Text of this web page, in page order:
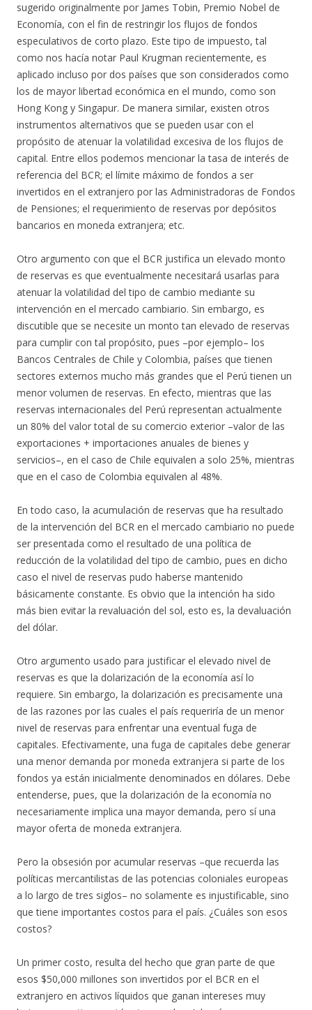
sugerido originalmente por James Tobin, Premio Nobel de
Economía, con el fin de restringir los flujos de fondos
especulativos de corto plazo. Este tipo de impuesto, tal
como nos hacía notar Paul Krugman recientemente, es
aplicado incluso por dos países que son considerados como
los de mayor libertad económica en el mundo, como son
Hong Kong y Singapur. De manera similar, existen otros
instrumentos alternativos que se pueden usar con el
propósito de atenuar la volatilidad excesiva de los flujos de
capital. Entre ellos podemos mencionar la tasa de interés de
referencia del BCR; el límite máximo de fondos a ser
invertidos en el extranjero por las Administradoras de Fondos
de Pensiones; el requerimiento de reservas por depósitos
bancarios en moneda extranjera; etc.
Otro argumento con que el BCR justifica un elevado monto
de reservas es que eventualmente necesitará usarlas para
atenuar la volatilidad del tipo de cambio mediante su
intervención en el mercado cambiario. Sin embargo, es
discutible que se necesite un monto tan elevado de reservas
para cumplir con tal propósito, pues –por ejemplo– los
Bancos Centrales de Chile y Colombia, países que tienen
sectores externos mucho más grandes que el Perú tienen un
menor volumen de reservas. En efecto, mientras que las
reservas internacionales del Perú representan actualmente
un 80% del valor total de su comercio exterior –valor de las
exportaciones + importaciones anuales de bienes y
servicios–, en el caso de Chile equivalen a solo 25%, mientras
que en el caso de Colombia equivalen al 48%.
En todo caso, la acumulación de reservas que ha resultado
de la intervención del BCR en el mercado cambiario no puede
ser presentada como el resultado de una política de
reducción de la volatilidad del tipo de cambio, pues en dicho
caso el nivel de reservas pudo haberse mantenido
básicamente constante. Es obvio que la intención ha sido
más bien evitar la revaluación del sol, esto es, la devaluación
del dólar.
Otro argumento usado para justificar el elevado nivel de
reservas es que la dolarización de la economía así lo
requiere. Sin embargo, la dolarización es precisamente una
de las razones por las cuales el país requeriría de un menor
nivel de reservas para enfrentar una eventual fuga de
capitales. Efectivamente, una fuga de capitales debe generar
una menor demanda por moneda extranjera si parte de los
fondos ya están inicialmente denominados en dólares. Debe
entenderse, pues, que la dolarización de la economía no
necesariamente implica una mayor demanda, pero sí una
mayor oferta de moneda extranjera.
Pero la obsesión por acumular reservas –que recuerda las
políticas mercantilistas de las potencias coloniales europeas
a lo largo de tres siglos– no solamente es injustificable, sino
que tiene importantes costos para el país. ¿Cuáles son esos
costos?
Un primer costo, resulta del hecho que gran parte de que
esos $50,000 millones son invertidos por el BCR en el
extranjero en activos líquidos que ganan intereses muy